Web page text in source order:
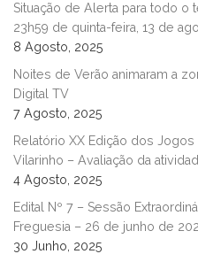
Situação de Alerta para todo o
23h59 de quinta-feira, 13 de
8 Agosto, 2025
Noites de Verão animaram a
Digital TV
7 Agosto, 2025
Relatório XX Edição dos
Vilarinho – Avaliação da
4 Agosto, 2025
Edital Nº 7 – Sessão
Freguesia – 26 de junho de
30 Junho, 2025